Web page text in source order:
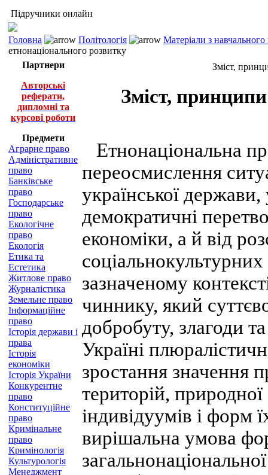
Підручники онлайн
Головна Політологія
Матеріали з
етнонаціонального розвитку
Партнери
Авторські
реферати,
дипломні та
курсові роботи
Предмети
Аграрне право
Адміністративне
право
Банківське
право
Господарське
право
Екологічне
право
Екологія
Етика та
Естетика
Житлове право
Журналістика
Земельне право
Інформаційне
право
Історія держави і
права
Історія
економіки
Історія України
Конкурентне
право
Конституційне
право
Кримінальне
право
Кримінологія
Культурологія
Менеджмент
Зміст,
Зміст,
Етнонаціональна
переосмислення
української
демократичні
економіки, а й від
зазначеному
чиннику, який
добробуту, злагоди
Україні
зростання значення
територій, природної
індивідуумів і форм
вирішальна умова